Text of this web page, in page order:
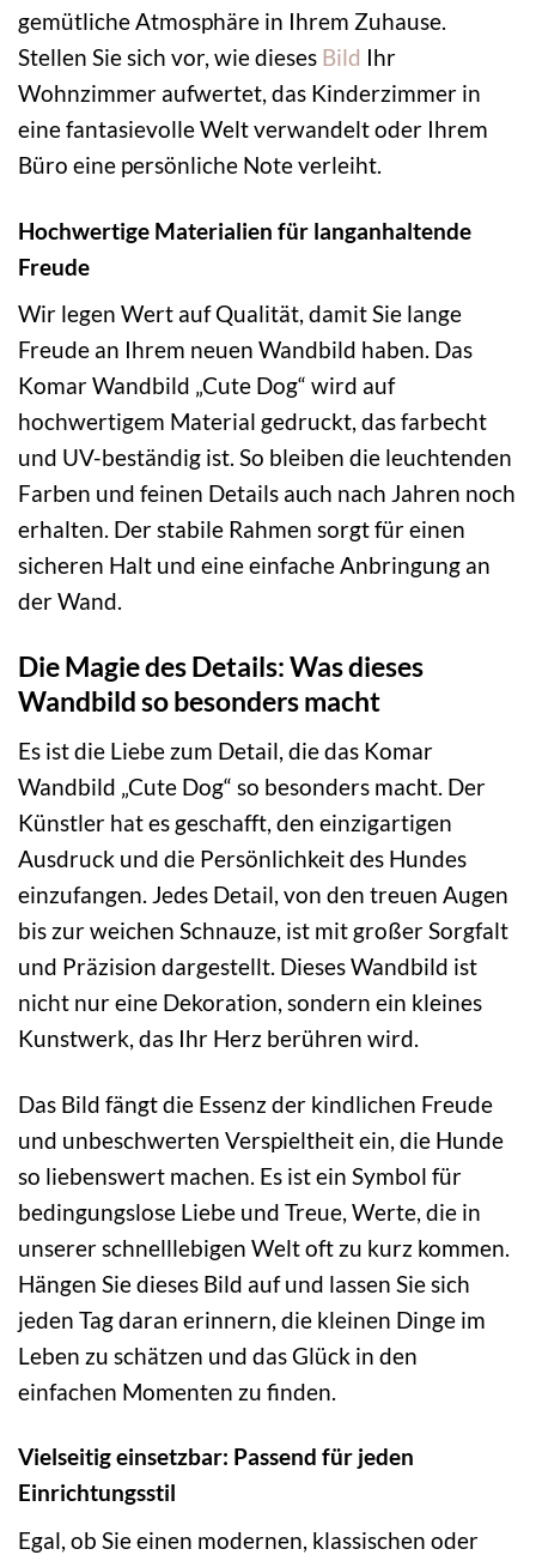
gemütliche Atmosphäre in Ihrem Zuhause.
Stellen Sie sich vor, wie dieses Bild Ihr
Wohnzimmer aufwertet, das Kinderzimmer in
eine fantasievolle Welt verwandelt oder Ihrem
Büro eine persönliche Note verleiht.
Hochwertige Materialien für langanhaltende
Freude
Wir legen Wert auf Qualität, damit Sie lange
Freude an Ihrem neuen Wandbild haben. Das
Komar Wandbild „Cute Dog“ wird auf
hochwertigem Material gedruckt, das farbecht
und UV-beständig ist. So bleiben die leuchtenden
Farben und feinen Details auch nach Jahren noch
erhalten. Der stabile Rahmen sorgt für einen
sicheren Halt und eine einfache Anbringung an
der Wand.
Die Magie des Details: Was dieses
Wandbild so besonders macht
Es ist die Liebe zum Detail, die das Komar
Wandbild „Cute Dog“ so besonders macht. Der
Künstler hat es geschafft, den einzigartigen
Ausdruck und die Persönlichkeit des Hundes
einzufangen. Jedes Detail, von den treuen Augen
bis zur weichen Schnauze, ist mit großer Sorgfalt
und Präzision dargestellt. Dieses Wandbild ist
nicht nur eine Dekoration, sondern ein kleines
Kunstwerk, das Ihr Herz berühren wird.
Das Bild fängt die Essenz der kindlichen Freude
und unbeschwerten Verspieltheit ein, die Hunde
so liebenswert machen. Es ist ein Symbol für
bedingungslose Liebe und Treue, Werte, die in
unserer schnelllebigen Welt oft zu kurz kommen.
Hängen Sie dieses Bild auf und lassen Sie sich
jeden Tag daran erinnern, die kleinen Dinge im
Leben zu schätzen und das Glück in den
einfachen Momenten zu finden.
Vielseitig einsetzbar: Passend für jeden
Einrichtungsstil
Egal, ob Sie einen modernen, klassischen oder